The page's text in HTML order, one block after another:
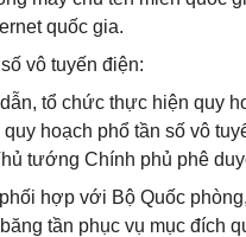
quốc gia.
vô tuyến điện:
tổ chức thực hiện quy
quy hoạch phổ tần số vô
tướng Chính phủ phê
hợp với Bộ Quốc
tần phục vụ mục đích